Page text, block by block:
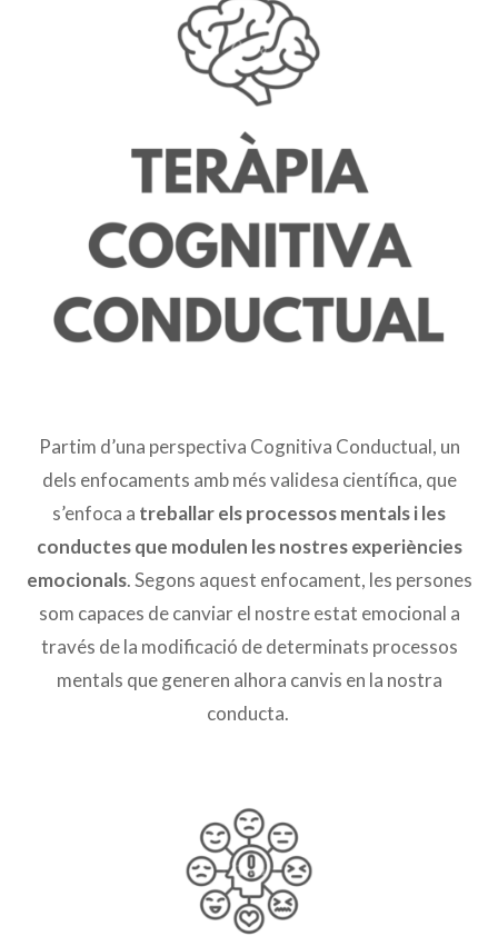
Partim d’una perspectiva Cognitiva Conductual, un
dels enfocaments amb més validesa científica, que
s’enfoca a treballar els processos mentals i les
conductes que modulen les nostres experiències
emocionals. Segons aquest enfocament, les persones
som capaces de canviar el nostre estat emocional a
través de la modificació de determinats processos
mentals que generen alhora canvis en la nostra
conducta.